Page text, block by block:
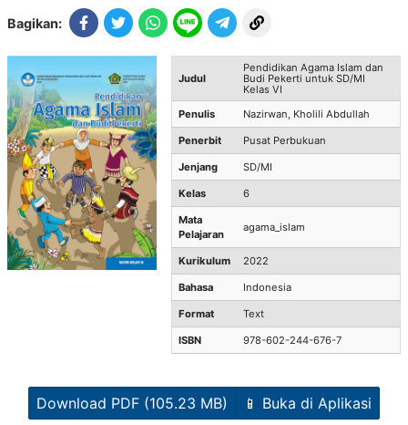
Bagikan:
Judul
Pendidikan Agama Islam dan
Budi Pekerti untuk SD/MI
Kelas VI
Penulis
Nazirwan, Kholili Abdullah
Penerbit Pusat Perbukuan
Jenjang SD/MI
Kelas 6
Mata
Pelajaran
agama_islam
Kurikulum 2022
Bahasa Indonesia
Format Text
ISBN 978-602-244-676-7
Download PDF (105.23 MB) 📱 Buka di Aplikasi